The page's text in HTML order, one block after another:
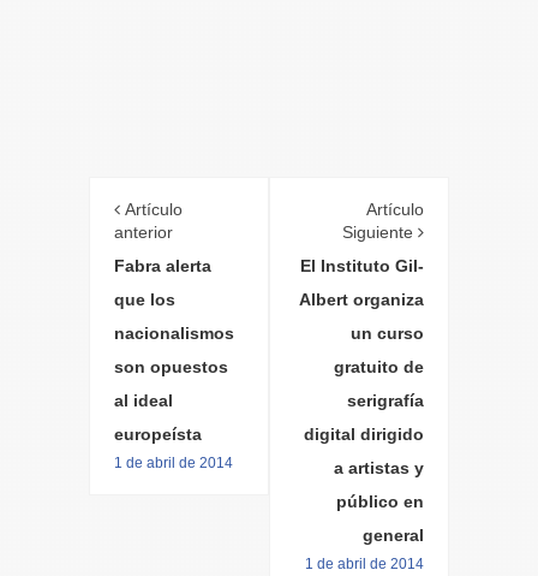
Artículo
anterior
Fabra alerta
que los
nacionalismos
son opuestos
al ideal
europeísta
1 de abril de 2014
Artículo
Siguiente
El Instituto Gil-
Albert organiza
un curso
gratuito de
serigrafía
digital dirigido
a artistas y
público en
general
1 de abril de 2014